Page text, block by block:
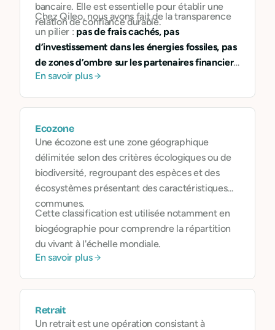
bancaire. Elle est essentielle pour établir une
relation de confiance durable.
Chez Qileo, nous avons fait de la transparence
un pilier : pas de frais cachés, pas
d’investissement dans les énergies fossiles, pas
de zones d’ombre sur les partenaires financiers.
Tout est accessible, explicable, traçable.
En savoir plus
Ecozone
Une écozone est une zone géographique
délimitée selon des critères écologiques ou de
biodiversité, regroupant des espèces et des
écosystèmes présentant des caractéristiques
communes.
Cette classification est utilisée notamment en
biogéographie pour comprendre la répartition
du vivant à l'échelle mondiale.
En savoir plus
Retrait
Un retrait est une opération consistant à